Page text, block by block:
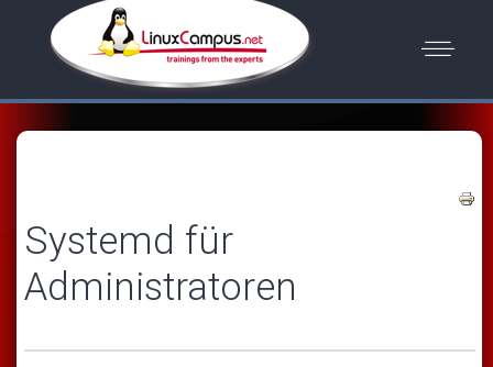
Systemd für
Administratoren